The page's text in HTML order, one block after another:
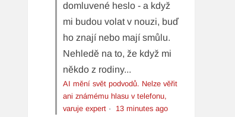
domluvené heslo - a když
mi budou volat v nouzi, buď
ho znají nebo mají smůlu.
Nehledě na to, že když mi
někdo z rodiny...
AI mění svět podvodů. Nelze věřit
ani známému hlasu v telefonu,
varuje expert · 13 minutes ago